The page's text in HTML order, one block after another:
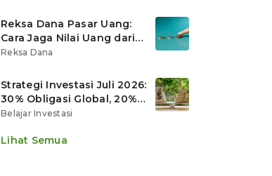
Reksa Dana Pasar Uang:
Cara Jaga Nilai Uang dari
Gerusan Inflasi
Reksa Dana
Strategi Investasi Juli 2026:
30% Obligasi Global, 20%
Emas, Saham Ekspor Jadi
Belajar Investasi
Lihat Semua